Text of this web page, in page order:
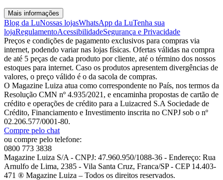
Mais informações
Blog da LuNossas lojasWhatsApp da LuTenha sua
lojaRegulamentoAcessibilidadeSegurança e Privacidade
Preços e condições de pagamento exclusivos para compras via
internet, podendo variar nas lojas físicas. Ofertas válidas na compra
de até 5 peças de cada produto por cliente, até o término dos nossos
estoques para internet. Caso os produtos apresentem divergências de
valores, o preço válido é o da sacola de compras.
O Magazine Luiza atua como correspondente no País, nos termos da
Resolução CMN nº 4.935/2021, e encaminha propostas de cartão de
crédito e operações de crédito para a Luizacred S.A Sociedade de
Crédito, Financiamento e Investimento inscrita no CNPJ sob o nº
02.206.577/0001-80.
Compre pelo chat
ou compre pelo telefone:
0800 773 3838
Magazine Luiza S/A - CNPJ: 47.960.950/1088-36 - Endereço: Rua
Arnulfo de Lima, 2385 - Vila Santa Cruz, Franca/SP - CEP 14.403-
471 ® Magazine Luiza – Todos os direitos reservados.